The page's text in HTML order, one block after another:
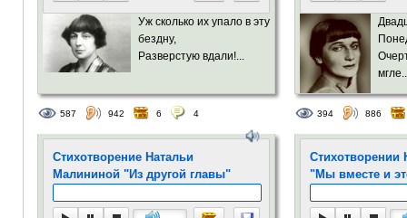
Уж сколько их упало в эту
бездну,
Разверстую вдали!...
587 942 6 4 394 886
Стихотворение Натальи
Малининой "Из другой главы"
Стихотворении
"Мы вместе и